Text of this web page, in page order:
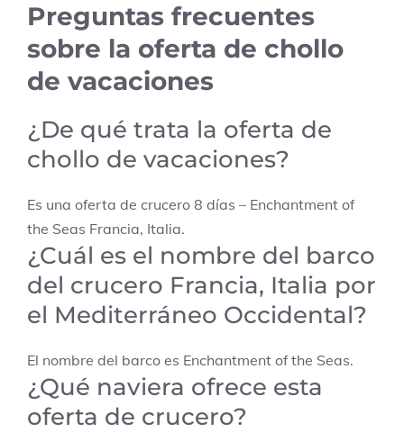
Preguntas frecuentes
sobre la oferta de chollo
de vacaciones
¿De qué trata la oferta de
chollo de vacaciones?
Es una oferta de crucero 8 días – Enchantment of
the Seas Francia, Italia.
¿Cuál es el nombre del barco
del crucero Francia, Italia por
el Mediterráneo Occidental?
El nombre del barco es Enchantment of the Seas.
¿Qué naviera ofrece esta
oferta de crucero?